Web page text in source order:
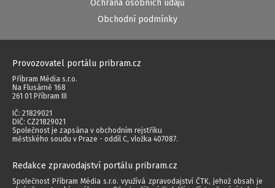
Ochrana osobních údajů
Obchodní podmínky
Provozovatel portálu pribram.cz
Příbram Média s.r.o.
Na Flusárně 168
261 01 Příbram III
IČ: 21829021
DIČ: CZ21829021
Společnost je zapsána v obchodním rejstříku
městského soudu v Praze - oddíl C, vložka 407087.
Redakce zpravodajství portálu pribram.cz
Společnost Příbram Média s.r.o. využívá zpravodajství ČTK, jehož obsah je